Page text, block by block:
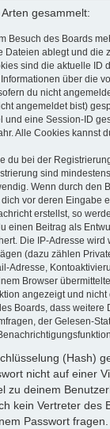
gesammelt:
Besuch des Boards
Dateien ablegt und die
sind die aktuelle ID
über die
du nicht
angemeldet bist)
und eine Session-ID
Alle Cookies kannst
du bei der
sind
Wenn durch den
vor deren Eingabe
erstellst, so
einen Beitrag als
Die IP-Adresse
(dazu zählen
Adresse,
Browser
angezeigt und
Boards, dass weitere
der Gelesen-
(Hash)
nicht auf einer
zu deinem
kein Vertreter des
Passwort